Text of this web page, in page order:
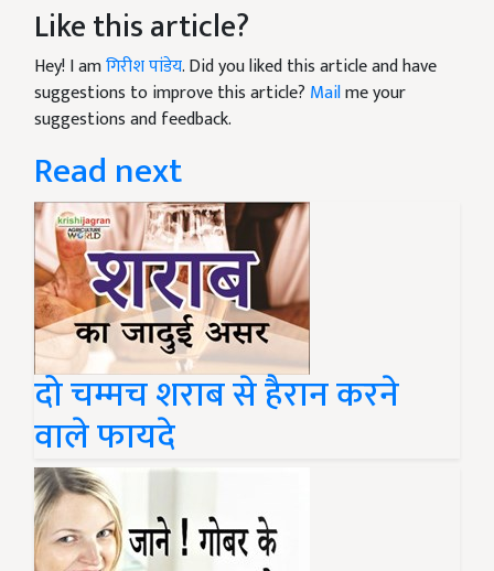
Like this article?
Hey! I amगिरीश पांडेय. Did you liked this article and have
suggestions to improve this article? Mailme your
suggestions and feedback.
Read next
दो चम्मच शराब से हैरान करने
वाले फायदे